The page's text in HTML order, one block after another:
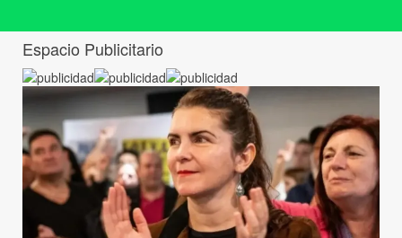
Espacio Publicitario